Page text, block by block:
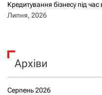
Кредитування бізнесу під
Липня, 2026
Архіви
Серпень 2026